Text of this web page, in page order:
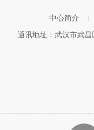
中心简介
通讯地址：武汉市武